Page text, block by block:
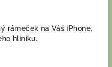
rámeček na Váš iPhone,
hliníku.